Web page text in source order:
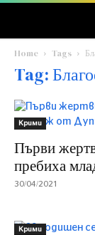
Home Tags
Tag:
Крими
Първи
пребиха
30/04/2021
Крими